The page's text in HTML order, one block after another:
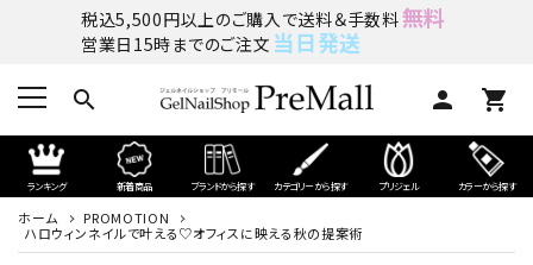
税込5,500円以上のご購入で送料＆手数料無料
営業日15時までのご注文 当日発送
search person shopping_cart
ランキング 新着商品 ブランドから探す カテゴリーから探す プリジェル カラーから探す
ホーム
PROMOTION
ハロウィンネイルで叶える♡オフィスに映える秋の提案術